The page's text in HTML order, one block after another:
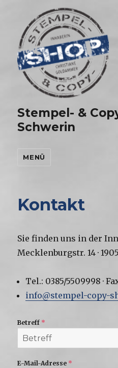
Stempel- &
Schwerin
MENÜ
Kontakt
Sie finden uns in der
Mecklenburgstr. 14 ·
Tel.: 0385/5509998 ·
info@stempel-copy-
Betreff *
E-Mail-Adresse *